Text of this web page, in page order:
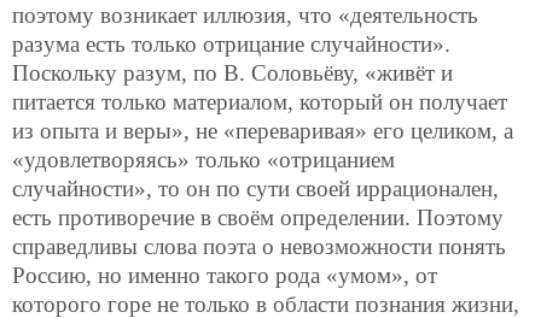
поэтому возникает иллюзия, что «деятельность
разума есть только отрицание случайности».
Поскольку разум, по В. Соловьёву, «живёт и
питается только материалом, который он получает
из опыта и веры», не «переваривая» его целиком, а
«удовлетворяясь» только «отрицанием
случайности», то он по сути своей иррационален,
есть противоречие в своём определении. Поэтому
справедливы слова поэта о невозможности понять
Россию, но именно такого рода «умом», от
которого горе не только в области познания жизни,